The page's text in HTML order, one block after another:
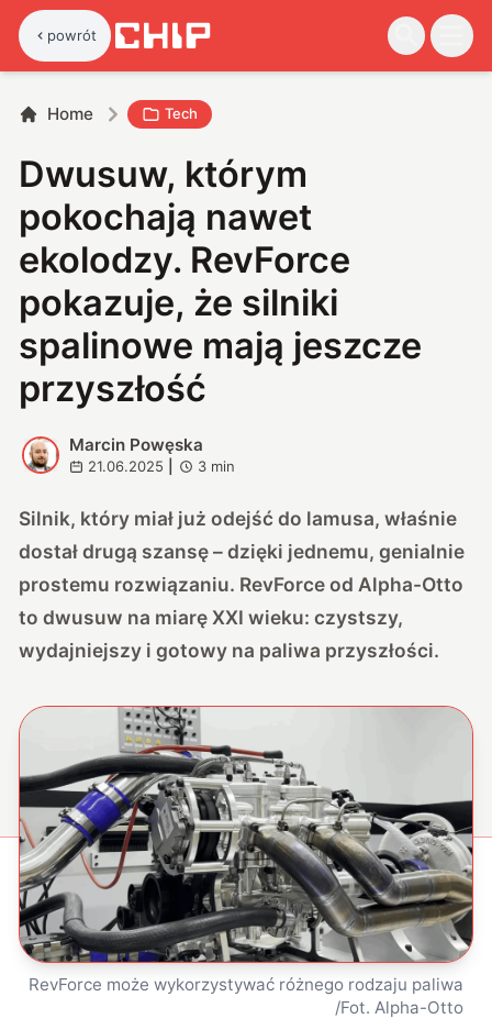
powrót
Home Tech
Dwusuw, którym
pokochają nawet
ekolodzy. RevForce
pokazuje, że silniki
spalinowe mają jeszcze
przyszłość
M
Marcin Powęska
21.06.2025 3 min
Silnik, który miał już odejść do lamusa, właśnie
dostał drugą szansę – dzięki jednemu, genialnie
prostemu rozwiązaniu. RevForce od Alpha-Otto
to dwusuw na miarę XXI wieku: czystszy,
wydajniejszy i gotowy na paliwa przyszłości.
RevForce może wykorzystywać różnego rodzaju paliwa
/Fot. Alpha-Otto